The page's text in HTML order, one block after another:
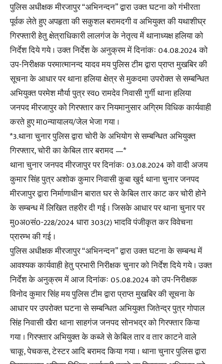
पुलिस अधीक्षक मीरजापुर “अभिनन्दन” द्वारा उक्त घटना को गंभीरता
पूर्वक लेते हुए अपहृता की सकुशल बरामदगी व अभियुक्त की यथाशीघ्र
गिरफ्तारी हेतु क्षेत्राधिकारी लालगंज के नेतृत्व में थानाध्यक्ष हलिया को
निर्देश दिये गये । उक्त निर्देश के अनुक्रम में दिनांकः 04.08.2024 को
उप-निरीक्षक परमात्मानन्द यादव मय पुलिस टीम द्वारा प्राप्त मुखबिर की
सूचना के आधार पर थाना हलिया क्षेत्र से मुकदमा उपरोक्त से सम्बन्धित
अभियुक्त परमेश मौर्या पुत्र स्व0 रामदेव निवासी गुर्गी थाना हलिया
जनपद मीरजापुर को गिरफ्तार कर नियमानुसार अग्रिम विधिक कार्यवाही
करते हुए मा0न्यायालय/जेल भेजा गया ।
*3.थाना चुनार पुलिस द्वारा चोरी के अभियोग से सम्बन्धित अभियुक्त
गिरफ्तार, चोरी का केबिल तार बरामद —*
थाना चुनार जनपद मीरजापुर पर दिनांकः 03.08.2024 को वादी अजय
कुमार सिंह पुत्र अशोक कुमार निवासी कुबा खुर्द थाना चुनार जनपद
मीरजापुर द्वारा निर्माणाधीन बारात घर से केबिल तार काट कर चोरी होने
के सम्बन्ध में लिखित तहरीर दी गई । जिसके आधार पर थाना चुनार पर
मु0अ0सं0-228/2024 धारा 303(2) भादवि पंजीकृत कर विवेचना
प्रारम्भ की गई ।
पुलिस अधीक्षक मीरजापुर “अभिनन्दन” द्वारा उक्त घटना के सम्बन्ध में
आवश्यक कार्यवाही हेतु प्रभारी निरीक्षक चुनार को निर्देश दिये गये । उक्त
निर्देश के अनुक्रम में आज दिनांकः 05.08.2024 को उप-निरीक्षक
विनोद कुमार सिंह मय पुलिस टीम द्वारा प्राप्त मुखबिर की सूचना के
आधार पर उपरोक्त घटना से सम्बन्धित अभियुक्त जितेन्द्र पुत्र गोपाल
सिंह निवासी खैरा थाना साहगंज जनपद सोनभद्र को गिरफ्तार किया
गया । गिरफ्तार अभियुक्त के कब्जे से केबिल तार व तार काटने वाले
चाकू, पेचकस, टेस्टर आदि बरामद किया गया । थाना चुनार पुलिस द्वारा